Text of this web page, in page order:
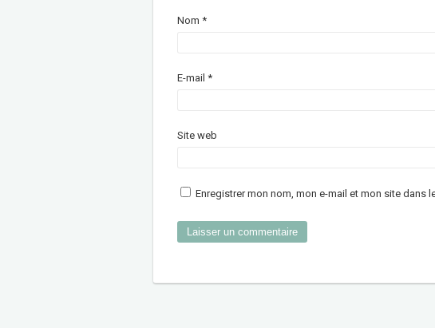
Nom *
E-mail *
Site web
Enregistrer mon nom, mon e-mail et mon site dans